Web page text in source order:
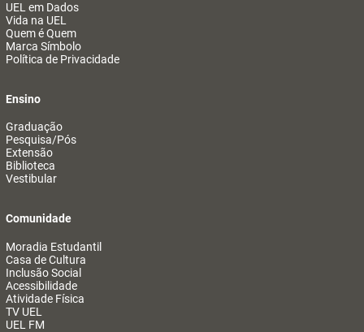
UEL em Dados
Vida na UEL
Quem é Quem
Marca Símbolo
Política de Privacidade
Ensino
Graduação
Pesquisa/Pós
Extensão
Biblioteca
Vestibular
Comunidade
Moradia Estudantil
Casa de Cultura
Inclusão Social
Acessibilidade
Atividade Física
TV UEL
UEL FM